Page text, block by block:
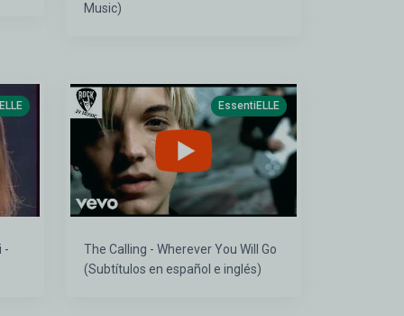
Music)
-
EssentiELLE
The Calling - Wherever You Will Go
(Subtítulos en español e inglés)